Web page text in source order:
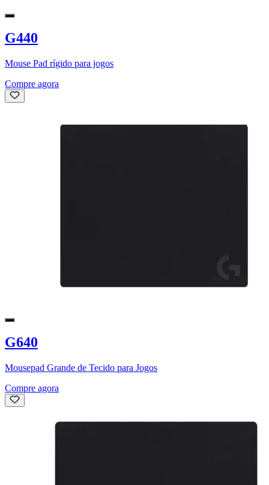
G440
Mouse Pad rígido para jogos
Compre agora
G640
Mousepad Grande de Tecido para Jogos
Compre agora